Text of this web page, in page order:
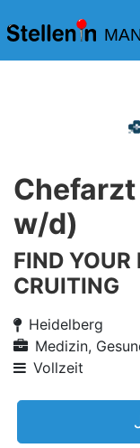
w/d)
FIND YOUR
CRUITING
Heidelberg
Medizin,
Vollzeit